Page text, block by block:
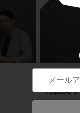
再読文
高校漢文